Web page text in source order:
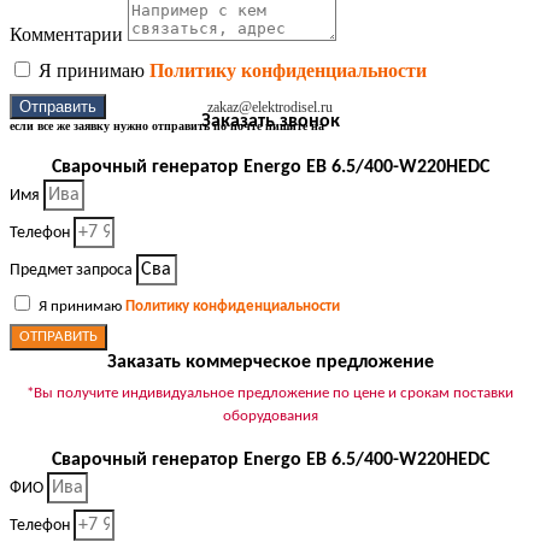
Комментарии
Я принимаю Политику конфиденциальности
Отправить
если все же заявку нужно отправить по почте пишите на
zakaz@elektrodisel.ru
Заказать звонок
Сварочный генератор Energo EB 6.5/400-W220HEDC
Имя
Телефон
Предмет запроса
Я принимаю Политику конфиденциальности
ОТПРАВИТЬ
Заказать коммерческое предложение
*Вы получите индивидуальное предложение по цене и срокам поставки
оборудования
Сварочный генератор Energo EB 6.5/400-W220HEDC
ФИО
Телефон